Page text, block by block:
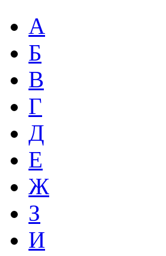
А
Б
В
Г
Д
Е
Ж
З
И